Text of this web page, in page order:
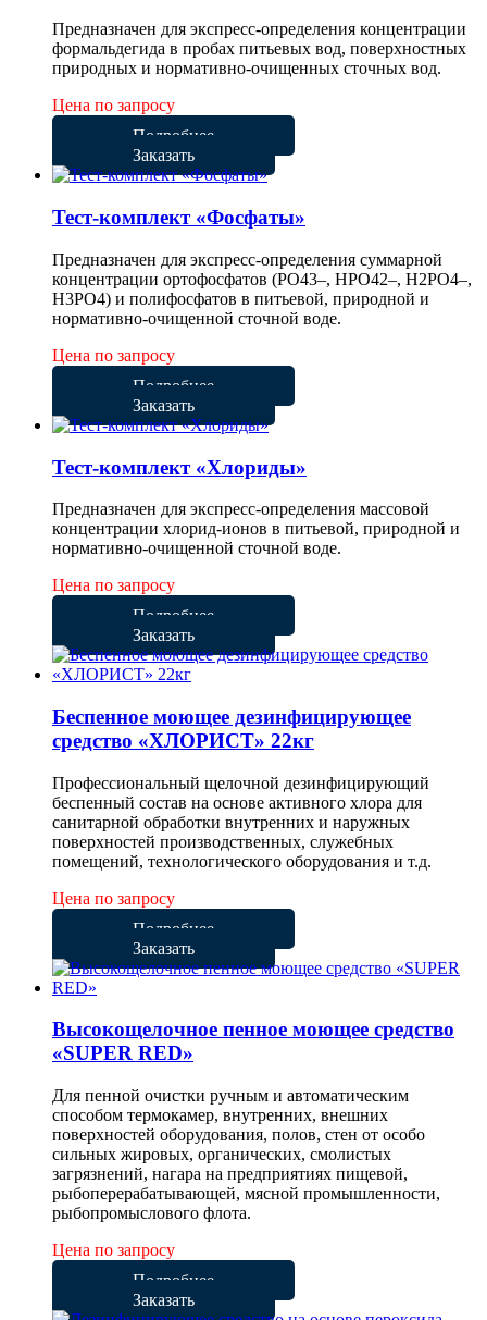
Предназначен для экспресс-определения концентрации
формальдегида в пробах питьевых вод, поверхностных
природных и нормативно-очищенных сточных вод.
Цена по запросу
Подробнее
Заказать
Тест-комплект «Фосфаты»
Предназначен для экспресс-определения суммарной
концентрации ортофосфатов (PO43–, HPO42–, H2PO4–,
H3PO4) и полифосфатов в питьевой, природной и
нормативно-очищенной сточной воде.
Цена по запросу
Подробнее
Заказать
Тест-комплект «Хлориды»
Предназначен для экспресс-определения массовой
концентрации хлорид-ионов в питьевой, природной и
нормативно-очищенной сточной воде.
Цена по запросу
Подробнее
Заказать
Беспенное моющее дезинфицирующее
средство «ХЛОРИСТ» 22кг
Профессиональный щелочной дезинфицирующий
беспенный состав на основе активного хлора для
санитарной обработки внутренних и наружных
поверхностей производственных, служебных
помещений, технологического оборудования и т.д.
Цена по запросу
Подробнее
Заказать
Высокощелочное пенное моющее средство
«SUPER RED»
Для пенной очистки ручным и автоматическим
способом термокамер, внутренних, внешних
поверхностей оборудования, полов, стен от особо
сильных жировых, органических, смолистых
загрязнений, нагара на предприятиях пищевой,
рыбоперерабатывающей, мясной промышленности,
рыбопромыслового флота.
Цена по запросу
Подробнее
Заказать